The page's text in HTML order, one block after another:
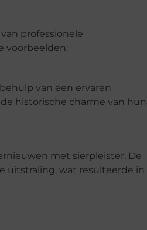
professionele
voorbeelden:
van een ervaren
historische charme van hun
met sierpleister. De
uitstraling, wat resulteerde in